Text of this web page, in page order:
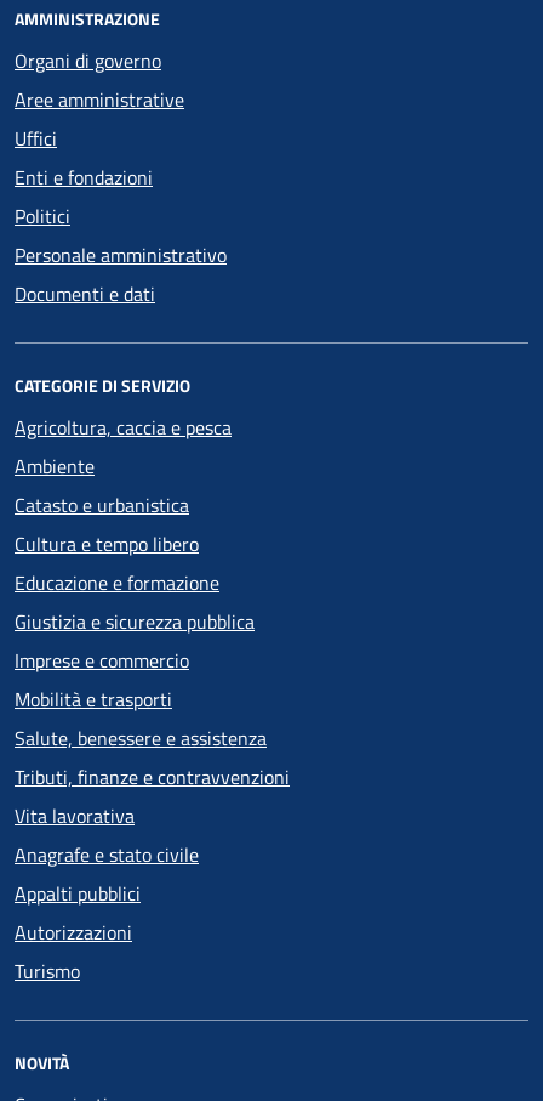
AMMINISTRAZIONE
Organi di governo
Aree amministrative
Uffici
Enti e fondazioni
Politici
Personale amministrativo
Documenti e dati
CATEGORIE DI SERVIZIO
Agricoltura, caccia e pesca
Ambiente
Catasto e urbanistica
Cultura e tempo libero
Educazione e formazione
Giustizia e sicurezza pubblica
Imprese e commercio
Mobilità e trasporti
Salute, benessere e assistenza
Tributi, finanze e contravvenzioni
Vita lavorativa
Anagrafe e stato civile
Appalti pubblici
Autorizzazioni
Turismo
NOVITÀ